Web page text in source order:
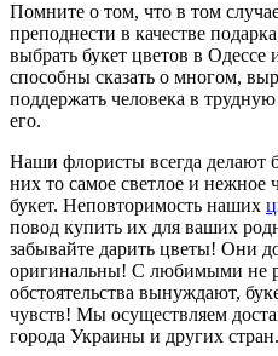
Помните о том, что в том
преподнести в качестве
выбрать букет цветов в Одессе
способны сказать о многом,
поддержать человека в
его.
Наши флористы всегда делают
них то самое светлое и нежное
букет. Неповторимость наших
повод купить их для ваших
забывайте дарить цветы! Они
оригинальны! С любимыми не
обстоятельства вынуждают,
чувств! Мы осуществляем
города Украины и других стран.